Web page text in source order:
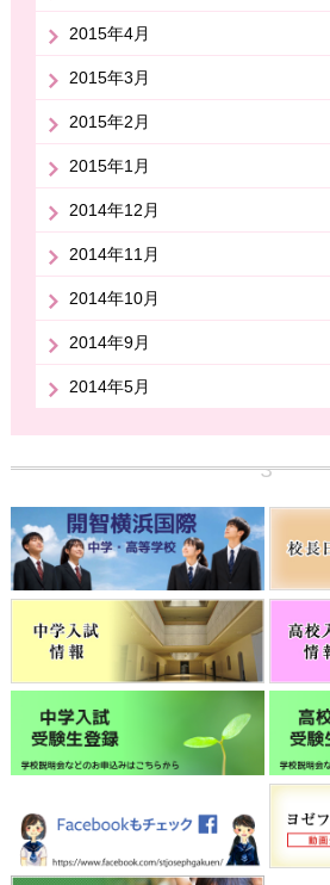
2015年4月
2015年3月
2015年2月
2015年1月
2014年12月
2014年11月
2014年10月
2014年9月
2014年5月